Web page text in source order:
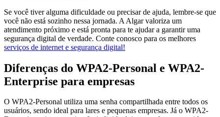
Se você tiver alguma dificuldade ou precisar de ajuda, lembre-se que
você não está sozinho nessa jornada. A Algar valoriza um
atendimento próximo e está pronta para te ajudar a garantir uma
segurança digital de verdade. Conte conosco para os melhores
serviços de internet e segurança digital!
Diferenças do WPA2-Personal e WPA2-
Enterprise para empresas
O WPA2-Personal utiliza uma senha compartilhada entre todos os
usuários, sendo ideal para lares e pequenas empresas. Já o WPA2-